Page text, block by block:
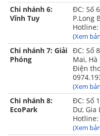
Xem thêm:Chăn điện ,
Akira,Chăn đệm điện
Chăn đệm
Chi nhánh 6:
Vĩnh Tuy
ĐC: Số
P.Long
Hotline:
(Xem
Chi nhánh 7: Giải
Phóng
ĐC: Số
Mai, Hà
Điện
(Xem
Chi nhánh 8:
EcoPark
ĐC: Số
Dư, Gia
Hotline:
(Xem